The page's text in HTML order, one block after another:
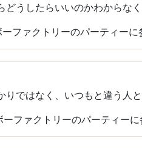
うしたらいいのかわからなく
ァクトリーのパーティーに
ではなく、いつもと違う人
ファクトリーのパーティーに